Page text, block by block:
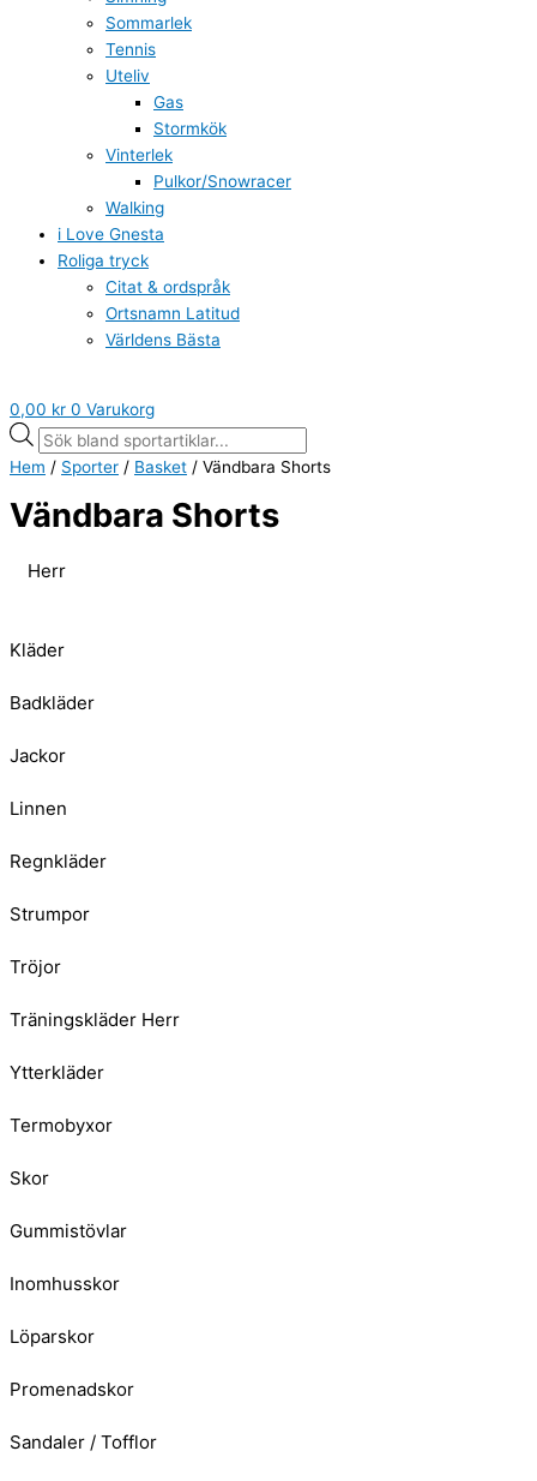
Sommarlek
Tennis
Uteliv
Gas
Stormkök
Vinterlek
Pulkor/Snowracer
Walking
i Love Gnesta
Roliga tryck
Citat & ordspråk
Ortsnamn Latitud
Världens Bästa
0,00 kr 0 Varukorg
Hem / Sporter / Basket / Vändbara Shorts
Vändbara Shorts
Herr
Kläder
Badkläder
Jackor
Linnen
Regnkläder
Strumpor
Tröjor
Träningskläder Herr
Ytterkläder
Termobyxor
Skor
Gummistövlar
Inomhusskor
Löparskor
Promenadskor
Sandaler / Tofflor